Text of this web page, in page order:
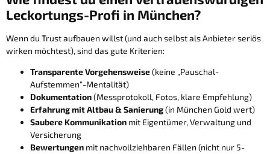
Leckortungs-Profi in München?
Wenn du Trust aufbauen willst (und auch selbst als Anbieter seriös
wirken möchtest), sind das gute Kriterien:
Transparente Vorgehensweise(keine „Pauschal-
Aufstemmen“-Mentalität)
Dokumentation(Messprotokoll, Fotos, klare Empfehlung)
Erfahrung mit Altbau & Sanierung(in München Gold wert)
Saubere Kommunikation mit Eigentümer, Verwaltung und
Versicherung
Bewertungen mit nachvollziehbaren Fällen (nicht nur 5-